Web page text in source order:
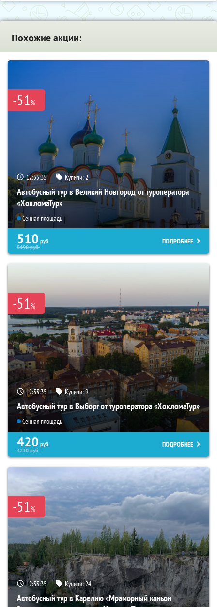
Похожие акции:
-51%
12:55:34 Купили:2
Автобусный тур в Великий Новгород от туроператора
«ХохломаТур»
Сенная площадь
510 руб.
5190руб.
ПОДРОБНЕЕ
-51%
12:55:34 Купили:9
Автобусный тур в Выборг от туроператора «ХохломаТур»
Сенная площадь
420 руб.
4230руб.
ПОДРОБНЕЕ
-51%
12:55:34 Купили:24
Автобусный тур в Карелию «Мраморный каньон